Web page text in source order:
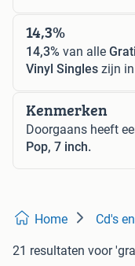
14,3%
14,3% van alle
Vinyl Singles zijn
Kenmerken
Doorgaans heeft
Pop, 7 inch.
Home Cd's
21 resultaten voor